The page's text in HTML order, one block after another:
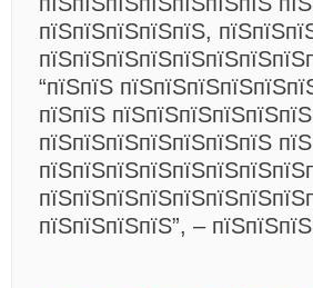
пїЅпїЅпїЅпїЅпїЅ,
“пїЅпїЅ
пїЅпїЅ
пїЅпїЅпїЅпїЅпїЅпїЅпїЅ
пїЅпїЅпїЅпїЅ”, –